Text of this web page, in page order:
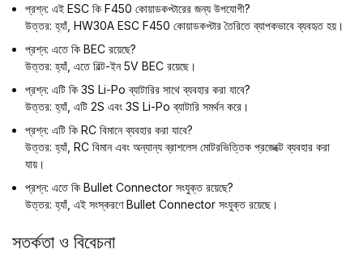
প্রশ্ন: এই ESC কি F450 কোয়াডকপ্টারের জন্য উপযোগী?
উত্তর: হ্যাঁ, HW30A ESC F450 কোয়াডকপ্টার তৈরিতে ব্যাপকভাবে ব্যবহৃত হয়।
প্রশ্ন: এতে কি BEC রয়েছে?
উত্তর: হ্যাঁ, এতে বিল্ট-ইন 5V BEC রয়েছে।
প্রশ্ন: এটি কি 3S Li-Po ব্যাটারির সাথে ব্যবহার করা যাবে?
উত্তর: হ্যাঁ, এটি 2S এবং 3S Li-Po ব্যাটারি সমর্থন করে।
প্রশ্ন: এটি কি RC বিমানে ব্যবহার করা যাবে?
উত্তর: হ্যাঁ, RC বিমান এবং অন্যান্য ব্রাশলেস মোটরভিত্তিক প্রজেক্টে ব্যবহার করা
যায়।
প্রশ্ন: এতে কি Bullet Connector সংযুক্ত রয়েছে?
উত্তর: হ্যাঁ, এই সংস্করণে Bullet Connector সংযুক্ত রয়েছে।
সতর্কতা ও বিবেচনা